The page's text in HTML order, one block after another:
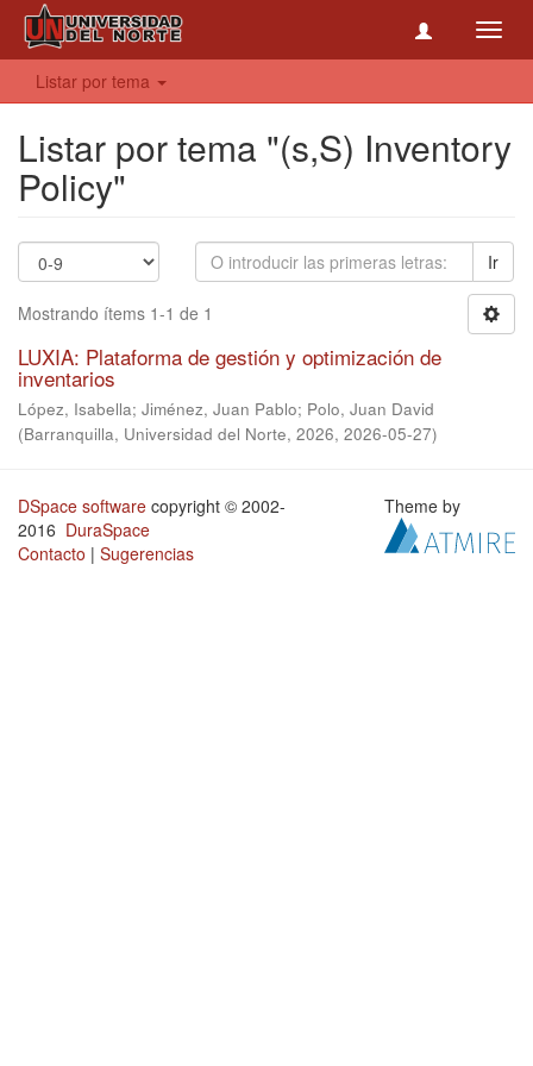
Listar por tema
Listar por tema "(s,S) Inventory
Policy"
Ir
Mostrando ítems 1-1 de 1
LUXIA: Plataforma de gestión y optimización de
inventarios
López, Isabella; Jiménez, Juan Pablo; Polo, Juan David
(Barranquilla, Universidad del Norte, 2026, 2026-05-27)
DSpace software copyright © 2002-
2016 DuraSpace
Contacto | Sugerencias
Theme by